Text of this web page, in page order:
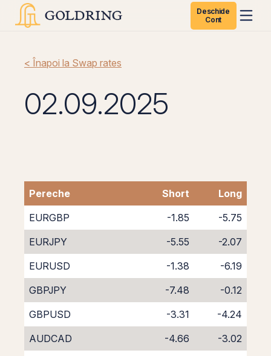
Deschide
Cont
< Înapoi la Swap rates
02.09.2025
Pereche Short
Long
EURGBP
-1.85
-5.75
EURJPY
-5.55
-2.07
EURUSD
-1.38
-6.19
GBPJPY
-7.48
-0.12
GBPUSD
-3.31
-4.24
AUDCAD
-4.66
-3.02